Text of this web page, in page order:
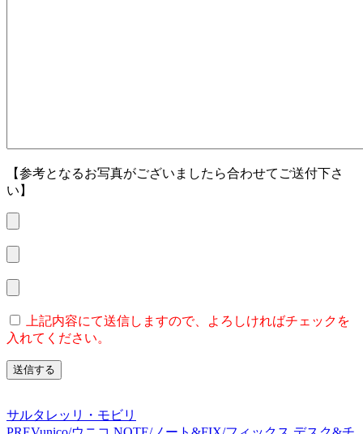
【参考となるお写真がございましたら合わせてご送付下さ
い】
上記内容にて送信しますので、よろしければチェックを
入れてください。
サルタレッリ・モビリ